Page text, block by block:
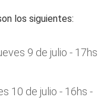
los siguientes:
9 de julio - 17hs
10 de julio - 16hs -